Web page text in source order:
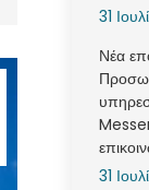
31
Νέα
31